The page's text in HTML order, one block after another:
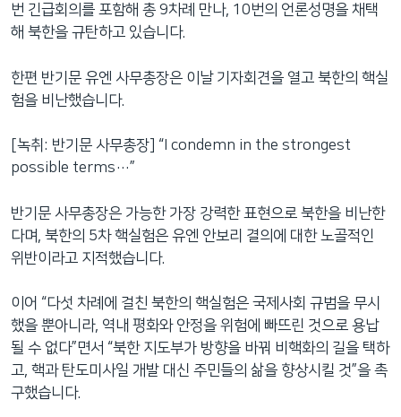
번 긴급회의를 포함해 총 9차례 만나, 10번의 언론성명을 채택
해 북한을 규탄하고 있습니다.
한편 반기문 유엔 사무총장은 이날 기자회견을 열고 북한의 핵실
험을 비난했습니다.
[녹취: 반기문 사무총장] “I condemn in the strongest
possible terms…”
반기문 사무총장은 가능한 가장 강력한 표현으로 북한을 비난한
다며, 북한의 5차 핵실험은 유엔 안보리 결의에 대한 노골적인
위반이라고 지적했습니다.
이어 “다섯 차례에 걸친 북한의 핵실험은 국제사회 규범을 무시
했을 뿐아니라, 역내 평화와 안정을 위험에 빠뜨린 것으로 용납
될 수 없다”면서 “북한 지도부가 방향을 바꿔 비핵화의 길을 택하
고, 핵과 탄도미사일 개발 대신 주민들의 삶을 향상시킬 것”을 촉
구했습니다.